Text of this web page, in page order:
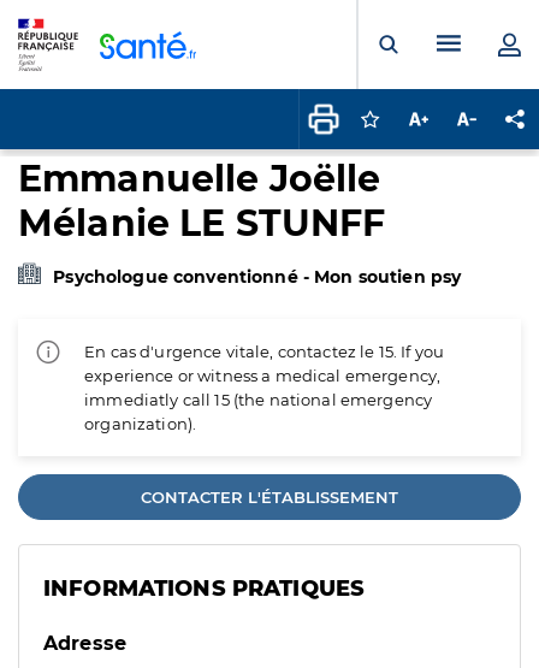
Ouvrir laMenu
Connectez-vous
Augmenter la
Emmanuelle Joëlle
Mélanie LE STUNFF
Psychologue conventionné - Mon soutien psy
En cas d'urgence vitale, contactez le 15. If you
experience or witness a medical emergency,
immediatly call 15 (the national emergency
organization).
CONTACTER L'ÉTABLISSEMENT
INFORMATIONS PRATIQUES
Adresse